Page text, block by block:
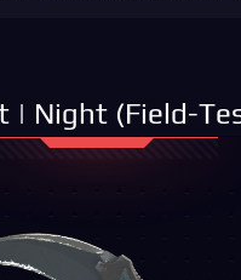
| Night (Field-